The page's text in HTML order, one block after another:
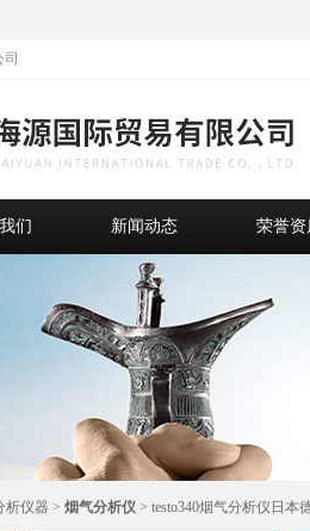
们 新闻动态 荣誉资
析仪器 > 烟气分析仪 > testo340烟气分析仪日本